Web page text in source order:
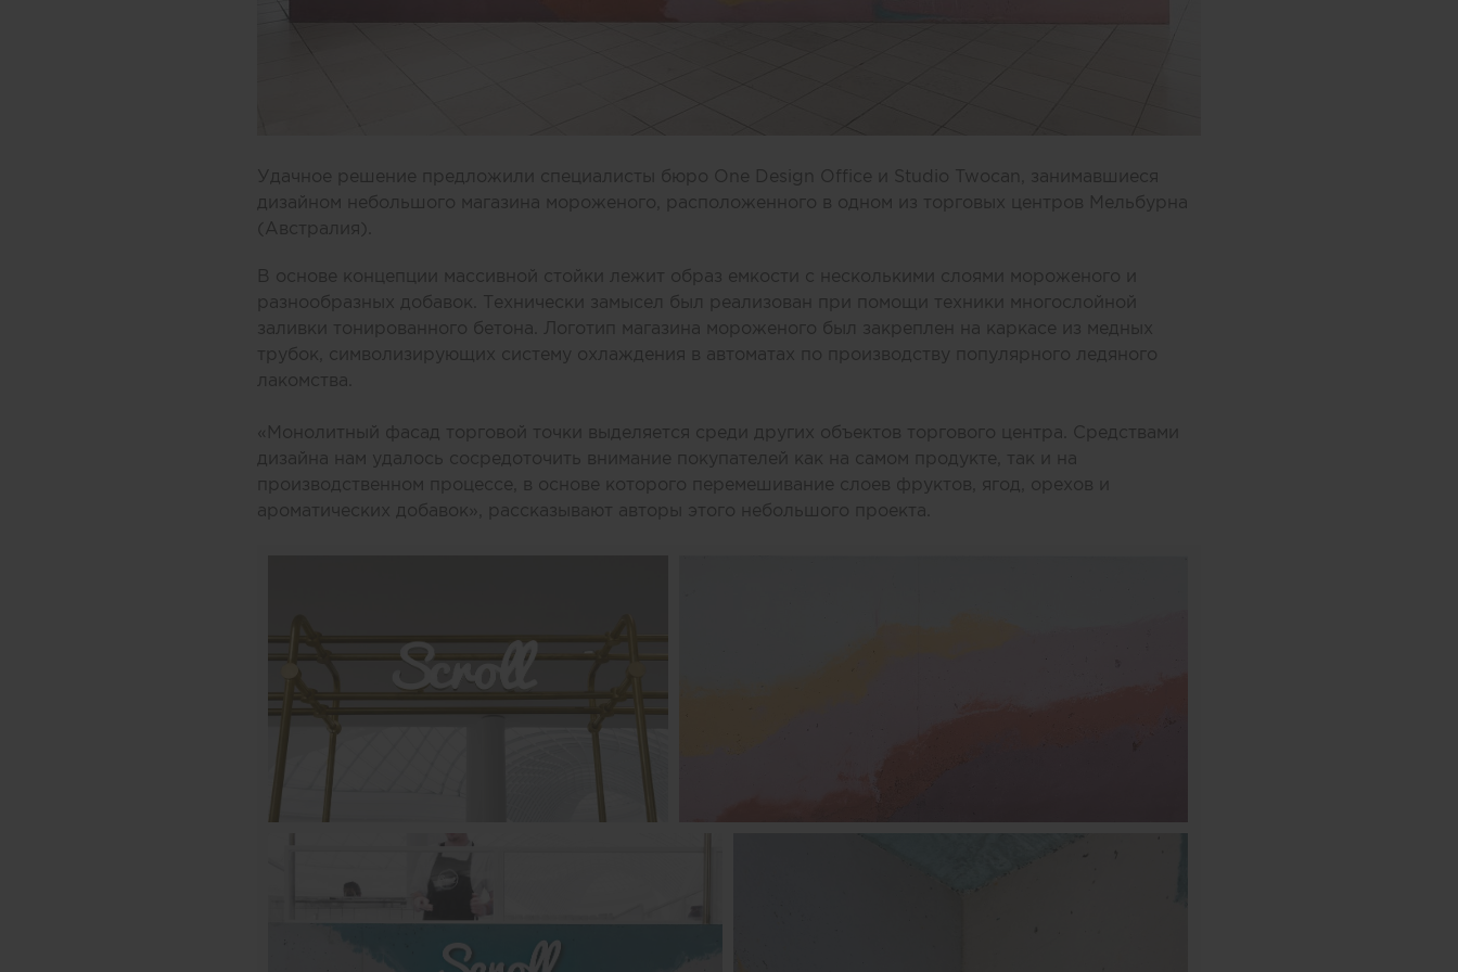
Удачное решение предложили специалисты бюро One Design Office и Studio Twocan, занимавшиеся
дизайном небольшого магазина мороженого, расположенного в одном из торговых центров Мельбурна
(Австралия).
В основе концепции массивной стойки лежит образ емкости с несколькими слоями мороженого и
разнообразных добавок. Технически замысел был реализован при помощи техники многослойной
заливки тонированного бетона. Логотип магазина мороженого был закреплен на каркасе из медных
трубок, символизирующих систему охлаждения в автоматах по производству популярного ледяного
лакомства.
«Монолитный фасад торговой точки выделяется среди других объектов торгового центра. Средствами
дизайна нам удалось сосредоточить внимание покупателей как на самом продукте, так и на
производственном процессе, в основе которого перемешивание слоев фруктов, ягод, орехов и
ароматических добавок», рассказывают авторы этого небольшого проекта.